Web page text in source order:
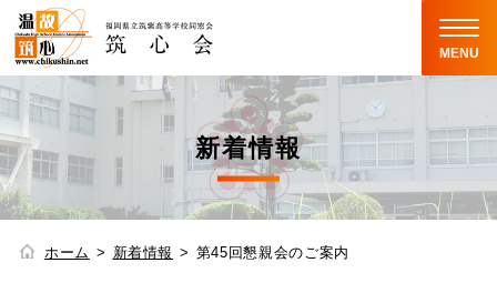
MENU
新着情報
ホーム 新着情報 第45回懇親会のご案内